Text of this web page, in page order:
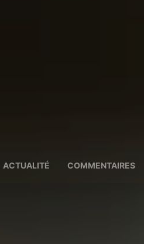
ACTUALITÉ COMMENTAIRES